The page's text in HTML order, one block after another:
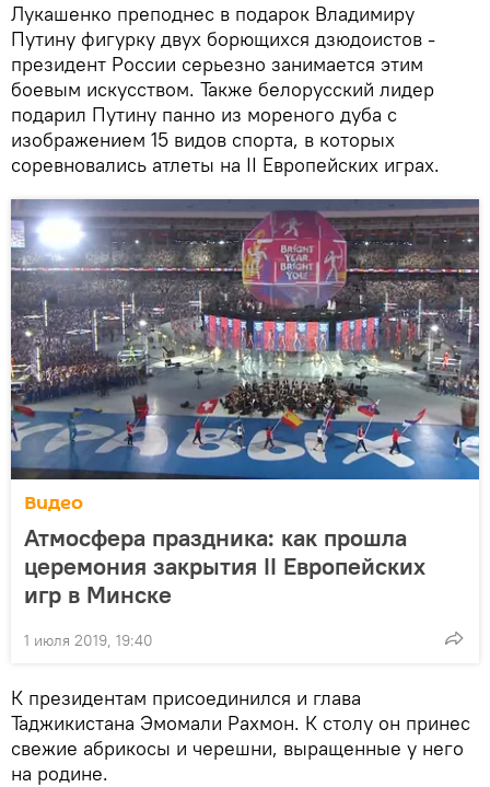
Лукашенко преподнес в подарок Владимиру
Путину фигурку двух борющихся дзюдоистов -
президент России серьезно занимается этим
боевым искусством. Также белорусский лидер
подарил Путину панно из мореного дуба с
изображением 15 видов спорта, в которых
соревновались атлеты на II Европейских играх.
Видео
Атмосфера праздника: как прошла
церемония закрытия II Европейских
игр в Минске
1 июля 2019, 19:40
К президентам присоединился и глава
Таджикистана Эмомали Рахмон. К столу он принес
свежие абрикосы и черешни, выращенные у него
на родине.